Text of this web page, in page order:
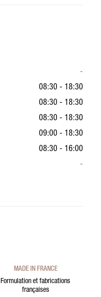
-
08:30 - 18:30
08:30 - 18:30
08:30 - 18:30
09:00 - 18:30
08:30 - 16:00
-
MADE IN FRANCE
Formulation et fabrications
françaises